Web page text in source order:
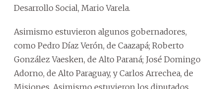
Desarrollo Social, Mario Varela.
Asimismo estuvieron algunos gobernadores,
como Pedro Díaz Verón, de Caazapá; Roberto
González Vaesken, de Alto Paraná; José Domingo
Adorno, de Alto Paraguay, y Carlos Arrechea, de
Misiones. Asimismo estuvieron los diputados